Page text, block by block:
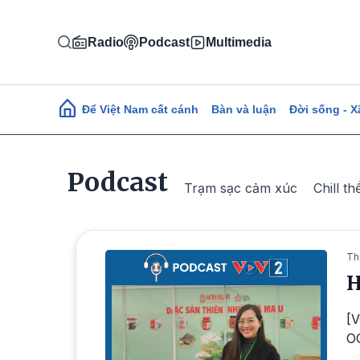
Radio Podcast Multimedia
Main navigation
Để Việt Nam cất cánh Bàn và luận Đời sống -
Podcast Trạm sạc cảm xúc Chill